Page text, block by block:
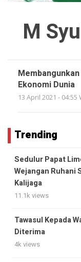
M
Ekonomi Dunia
13 April 2021 - 04:55
Trending
Sedulur Papat
Wejangan Ruhani
Kalijaga
11.1k views
Tawasul Kepada
Diterima
4k views